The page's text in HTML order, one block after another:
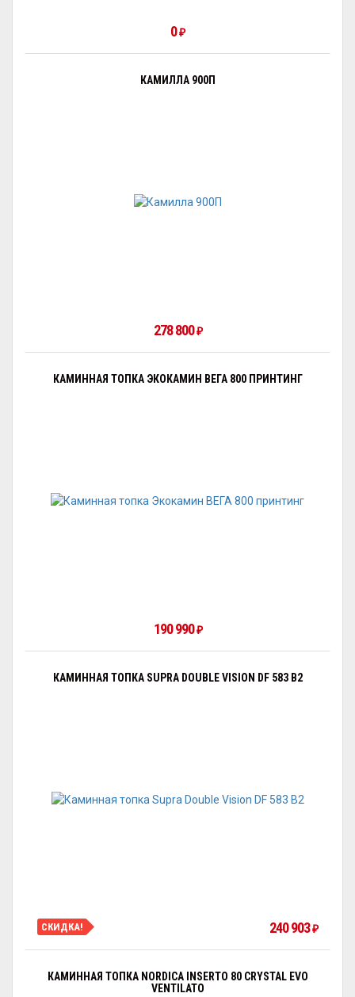
0₽
КАМИЛЛА 900П
278 800₽
КАМИННАЯ ТОПКА ЭКОКАМИН ВЕГА 800 ПРИНТИНГ
190 990₽
КАМИННАЯ ТОПКА SUPRA DOUBLE VISION DF 583 B2
СКИДКА! 240 903₽
КАМИННАЯ ТОПКА NORDICA INSERTO 80 CRYSTAL EVO
VENTILATO